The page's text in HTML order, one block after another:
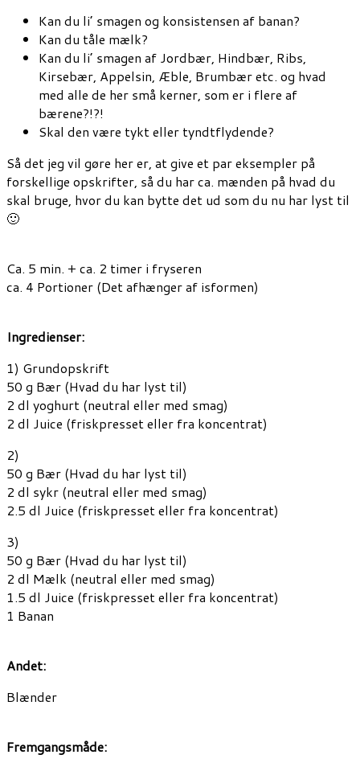
Kan du li’ smagen og konsistensen af banan?
Kan du tåle mælk?
Kan du li’ smagen af Jordbær, Hindbær, Ribs,
Kirsebær, Appelsin, Æble, Brumbær etc. og hvad
med alle de her små kerner, som er i flere af
bærene?!?!
Skal den være tykt eller tyndtflydende?
Så det jeg vil gøre her er, at give et par eksempler på
forskellige opskrifter, så du har ca. mænden på hvad du
skal bruge, hvor du kan bytte det ud som du nu har lyst til
🙂
Ca. 5 min. + ca. 2 timer i fryseren
ca. 4 Portioner (Det afhænger af isformen)
Ingredienser:
1) Grundopskrift
50 g Bær (Hvad du har lyst til)
2 dl yoghurt (neutral eller med smag)
2 dl Juice (friskpresset eller fra koncentrat)
2)
50 g Bær (Hvad du har lyst til)
2 dl sykr (neutral eller med smag)
2.5 dl Juice (friskpresset eller fra koncentrat)
3)
50 g Bær (Hvad du har lyst til)
2 dl Mælk (neutral eller med smag)
1.5 dl Juice (friskpresset eller fra koncentrat)
1 Banan
Andet:
Blænder
Fremgangsmåde: